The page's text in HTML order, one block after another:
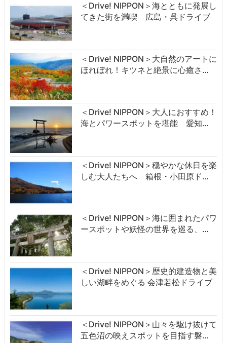
＜Drive! NIPPON＞海とともに発展し
てきた街を満喫 広島・呉ドライブ
＜Drive! NIPPON＞大自然のアートに
ほれぼれ！キツネと絶景に心癒さ…
＜Drive! NIPPON＞大人におすすめ！
海とパワースポットを堪能 愛知…
＜Drive! NIPPON＞穏やかな休日を楽
しむ大人たちへ 箱根・小田原ド…
＜Drive! NIPPON＞海に囲まれたパワ
ースポットや妖怪の世界を巡る、…
＜Drive! NIPPON＞歴史的建造物と美
しい湖畔をめぐる 会津若松ドライブ
＜Drive! NIPPON＞山々を駆け抜けて
五色沼の映えスポットを目指す磐…